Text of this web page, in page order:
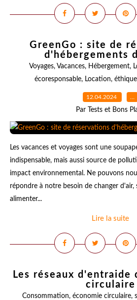
GreenGo : site de
d'hébergements
Voyages, Vacances, Hébergement,
écoresponsable, Location, éthique
12.04.2024 …
Par Tests et Bons
Les vacances et voyages sont une
indispensable, mais aussi source de
impact environnemental. Ne pouvons
répondre à notre besoin de changer
alimenter...
Lire la suite
Les réseaux d'entraide
circulaire
Consommation, économie circulaire,